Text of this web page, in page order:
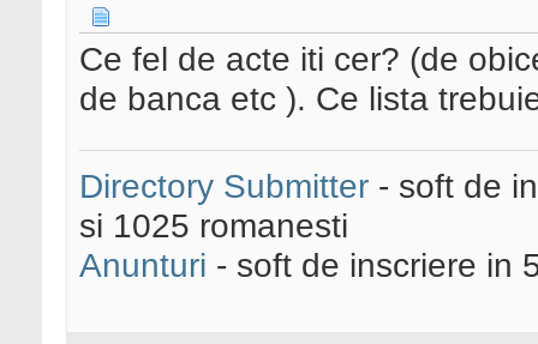
Ce fel de acte iti cer? (de
de banca etc ). Ce lista
Directory Submitter - soft de
si 1025 romanesti
Anunturi - soft de inscriere in